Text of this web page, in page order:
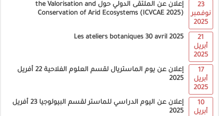
إعلان عن الملتقى الدولي حول the Valorisation and
Conservation of Arid Ecosystems (ICVCAE 2025)
23
نوفمبر
2025
Les ateliers botaniques 30 avril 2025
21
أبريل
2025
إعلان عن يوم الماستريال لقسم العلوم الفلاحية 22 أفريل
2025
17
أبريل
2025
إعلان عن اليوم الدراسي للماستر لقسم البيولوجيا 23 أفريل
2025
10
أبريل